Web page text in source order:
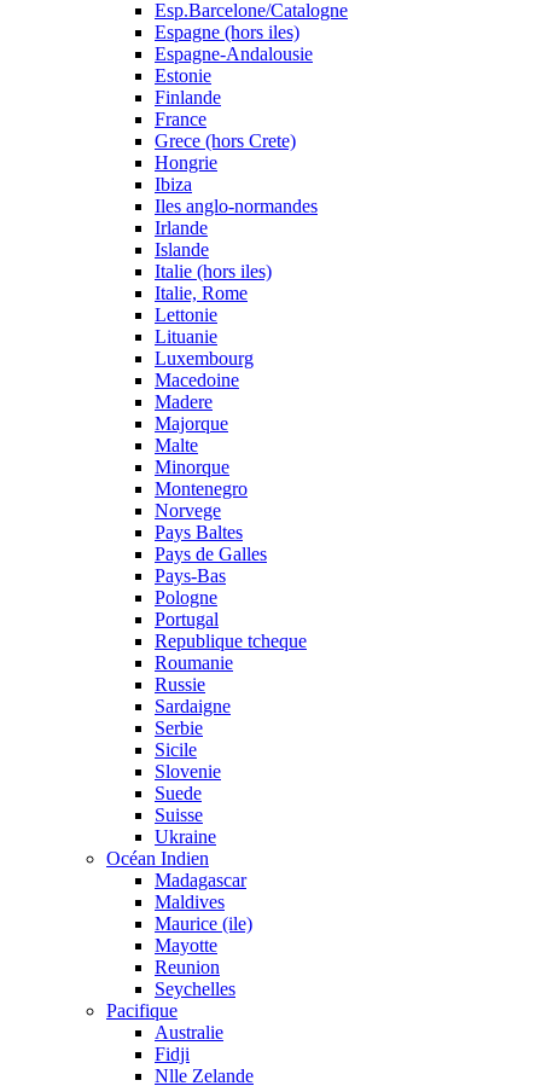
Esp.Barcelone/Catalogne
Espagne (hors iles)
Espagne-Andalousie
Estonie
Finlande
France
Grece (hors Crete)
Hongrie
Ibiza
Iles anglo-normandes
Irlande
Islande
Italie (hors iles)
Italie, Rome
Lettonie
Lituanie
Luxembourg
Macedoine
Madere
Majorque
Malte
Minorque
Montenegro
Norvege
Pays Baltes
Pays de Galles
Pays-Bas
Pologne
Portugal
Republique tcheque
Roumanie
Russie
Sardaigne
Serbie
Sicile
Slovenie
Suede
Suisse
Ukraine
Océan Indien
Madagascar
Maldives
Maurice (ile)
Mayotte
Reunion
Seychelles
Pacifique
Australie
Fidji
Nlle Zelande